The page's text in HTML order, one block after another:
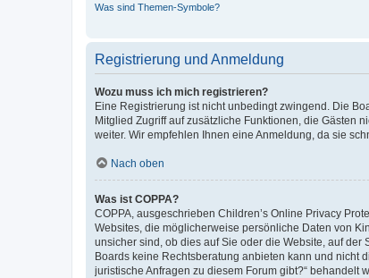
Was sind Themen-Symbole?
Registrierung und Anmeldung
Wozu muss ich mich registrieren?
Eine Registrierung ist nicht unbedingt zwingend. Die
Mitglied Zugriff auf zusätzliche Funktionen, die Gästen
weiter. Wir empfehlen Ihnen eine Anmeldung, da sie
Nach oben
Was ist COPPA?
COPPA, ausgeschrieben Children’s Online Privacy
Websites, die möglicherweise persönliche Daten von
unsicher sind, ob dies auf Sie oder die Website, auf
Boards keine Rechtsberatung anbieten kann und nicht
juristische Anfragen zu diesem Forum gibt?“ behandelt